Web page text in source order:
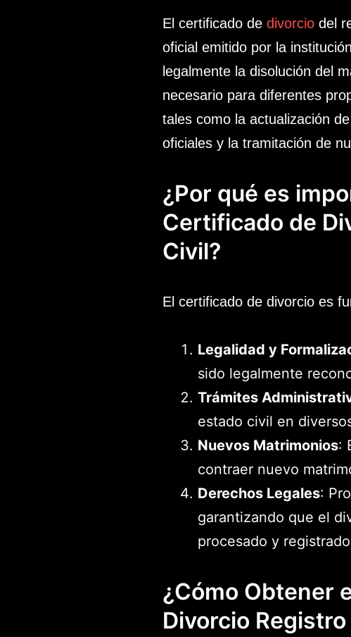
El certificado de divorciodel
oficial emitido por la
legalmente la disolución del
necesario para diferentes
tales como la actualización
oficiales y la tramitación de
¿Por qué es
Certificado de
Civil?
El certificado de divorcio es
Legalidad y
sido legalmente
Trámites
estado civil en
Nuevos Matrimonios:
contraer nuevo
Derechos Legales:
garantizando que el
procesado y
¿Cómo Obtener
Divorcio